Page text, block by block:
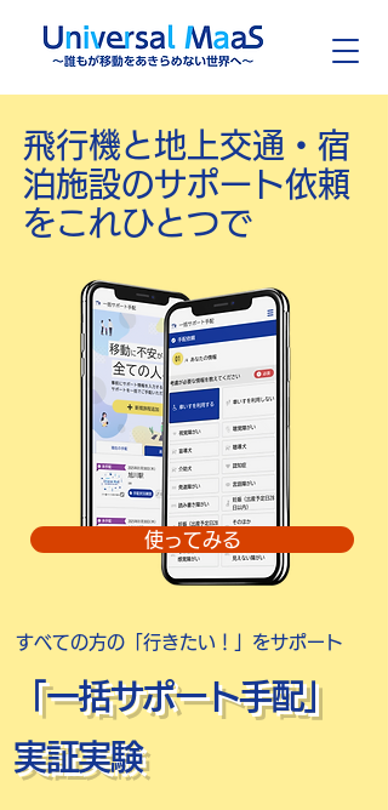
​飛行機と地上交通・宿
泊施設のサポート依頼
をこれひとつで
使ってみる
すべての方の「​行きたい！」をサポート
「一括サポート手配」
実証実験